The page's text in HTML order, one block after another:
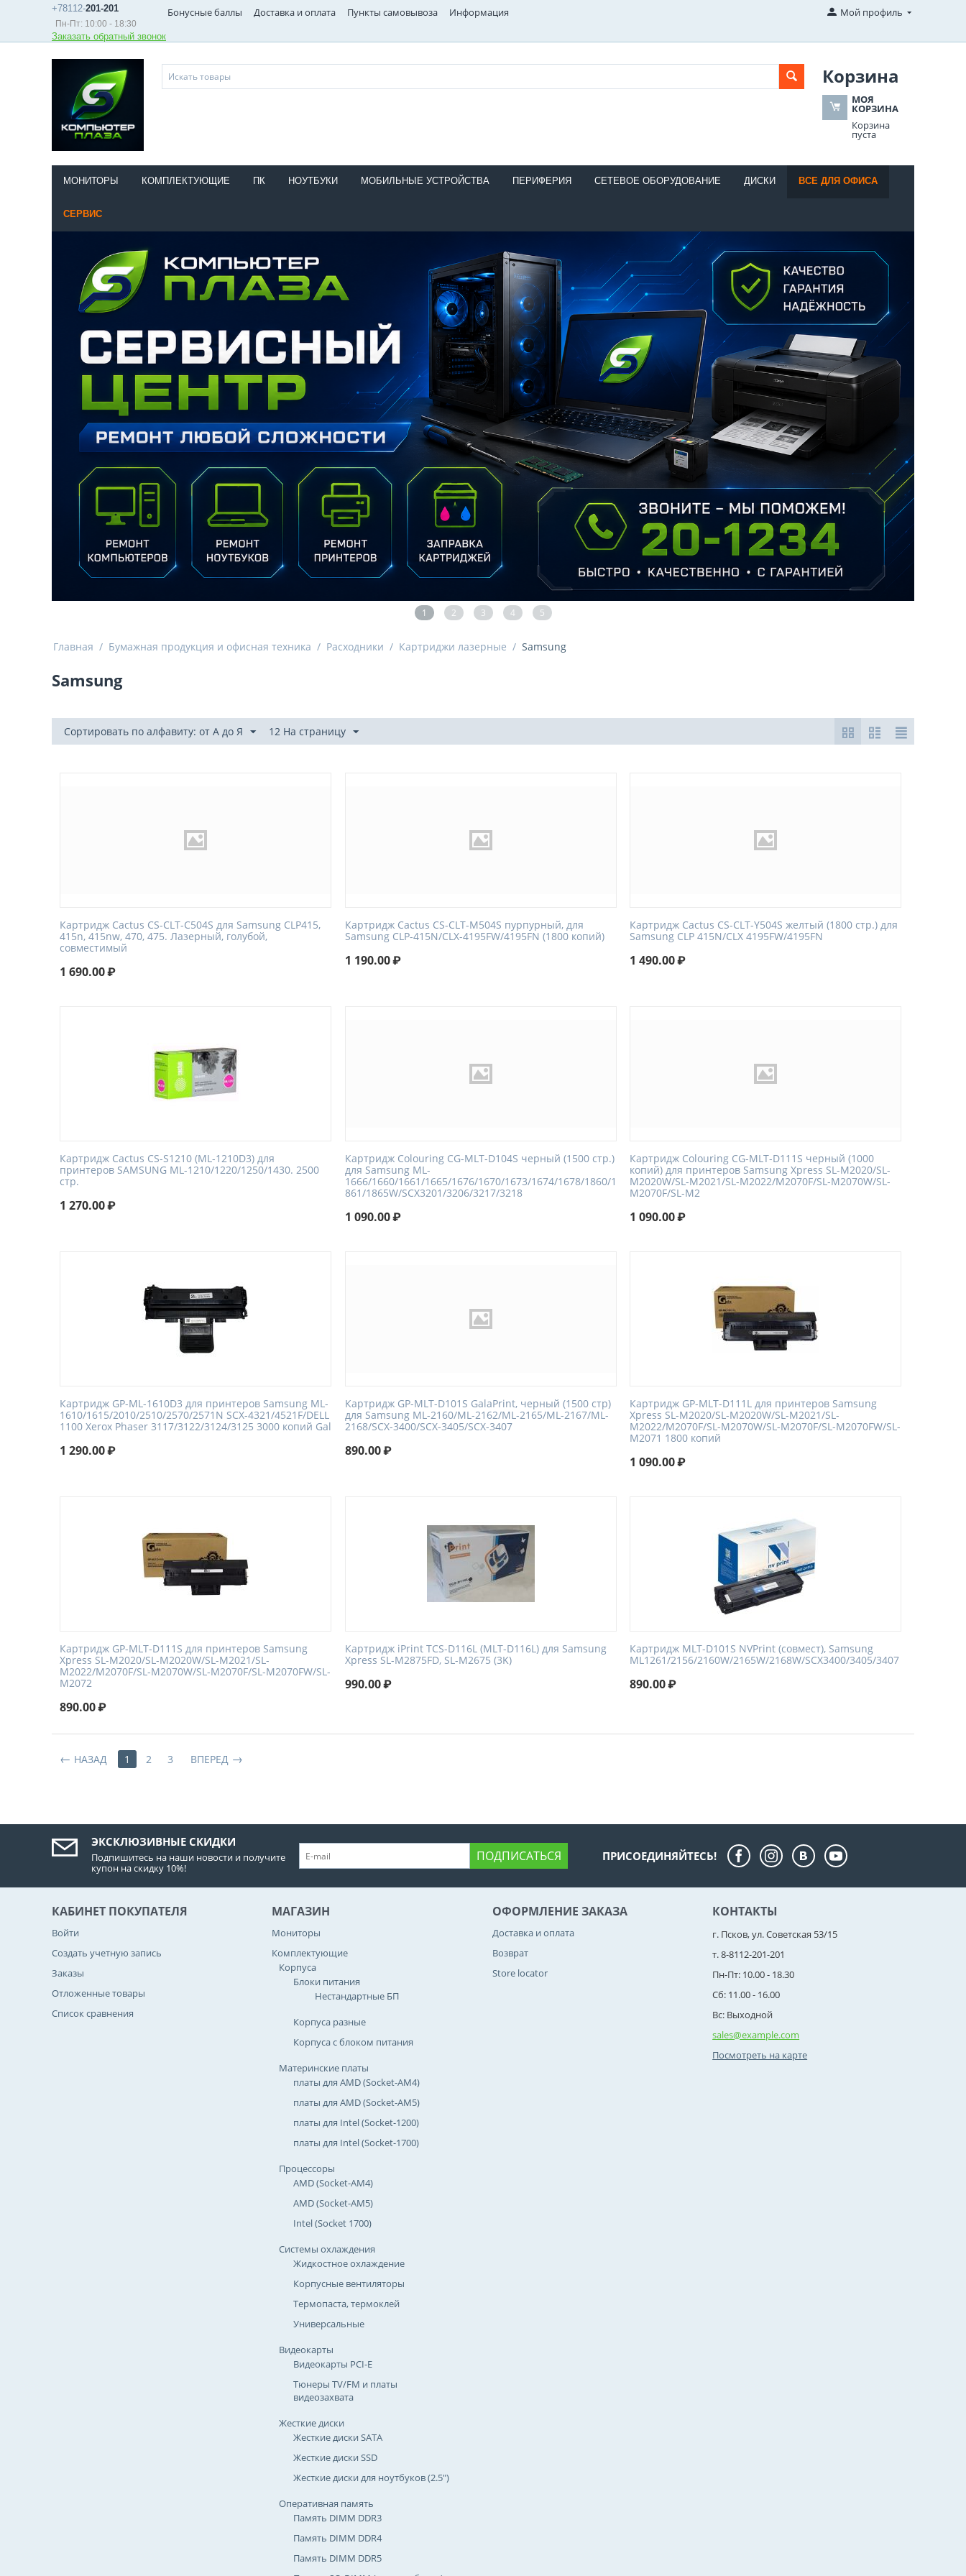
+78112-201-201
Пн-Пт: 10:00 - 18:30
Заказать обратный звонок
Бонусные баллы Доставка и оплата Пункты самовывоза Информация Мой профиль
Корзина
МОЯ
КОРЗИНА
Корзина
пуста
МОНИТОРЫ КОМПЛЕКТУЮЩИЕ ПК НОУТБУКИ МОБИЛЬНЫЕ УСТРОЙСТВА ПЕРИФЕРИЯ СЕТЕВОЕ ОБОРУДОВАНИЕ ДИСКИ ВСЕ ДЛЯ ОФИСА
СЕРВИС
1 2 3 4 5
Главная / Бумажная продукция и офисная техника / Расходники / Картриджи лазерные / Samsung
Samsung
Сортировать по алфавиту: от А до Я 12 На страницу
Картридж Cactus CS-CLT-C504S для Samsung CLP415,
415n, 415nw, 470, 475. Лазерный, голубой,
совместимый
1 690.00₽
Картридж Cactus CS-CLT-M504S пурпурный, для
Samsung CLP-415N/CLX-4195FW/4195FN (1800 копий)
1 190.00₽
Картридж Cactus CS-CLT-Y504S желтый (1800 стр.) для
Samsung CLP 415N/CLX 4195FW/4195FN
1 490.00₽
Картридж Cactus CS-S1210 (ML-1210D3) для
принтеров SAMSUNG ML-1210/1220/1250/1430. 2500
стр.
1 270.00₽
Картридж Colouring CG-MLT-D104S черный (1500 стр.)
для Samsung ML-
1666/1660/1661/1665/1676/1670/1673/1674/1678/1860/1
861/1865W/SCX3201/3206/3217/3218
1 090.00₽
Картридж Colouring CG-MLT-D111S черный (1000
копий) для принтеров Samsung Xpress SL-M2020/SL-
M2020W/SL-M2021/SL-M2022/M2070F/SL-M2070W/SL-
M2070F/SL-M2
1 090.00₽
Картридж GP-ML-1610D3 для принтеров Samsung ML-
1610/1615/2010/2510/2570/2571N SCX-4321/4521F/DELL
1100 Xerox Phaser 3117/3122/3124/3125 3000 копий Gal
1 290.00₽
Картридж GP-MLT-D101S GalaPrint, черный (1500 стр)
для Samsung ML-2160/ML-2162/ML-2165/ML-2167/ML-
2168/SCX-3400/SCX-3405/SCX-3407
890.00₽
Картридж GP-MLT-D111L для принтеров Samsung
Xpress SL-M2020/SL-M2020W/SL-M2021/SL-
M2022/M2070F/SL-M2070W/SL-M2070F/SL-M2070FW/SL-
M2071 1800 копий
1 090.00₽
Картридж GP-MLT-D111S для принтеров Samsung
Xpress SL-M2020/SL-M2020W/SL-M2021/SL-
M2022/M2070F/SL-M2070W/SL-M2070F/SL-M2070FW/SL-
M2072
890.00₽
Картридж iPrint TCS-D116L (MLT-D116L) для Samsung
Xpress SL-M2875FD, SL-M2675 (3K)
990.00₽
Картридж MLT-D101S NVPrint (совмест), Samsung
ML1261/2156/2160W/2165W/2168W/SCX3400/3405/3407
890.00₽
НАЗАД 1 2 3 ВПЕРЕД
ЭКСКЛЮЗИВНЫЕ СКИДКИ
Подпишитесь на наши новости и получите
купон на скидку 10%!
ПОДПИСАТЬСЯ ПРИСОЕДИНЯЙТЕСЬ!
КАБИНЕТ ПОКУПАТЕЛЯ
Войти
Создать учетную запись
Заказы
Отложенные товары
Список сравнения
МАГАЗИН
Мониторы
Комплектующие
Корпуса
Блоки питания
Нестандартные БП
Корпуса разные
Корпуса с блоком питания
Материнские платы
платы для AMD (Socket-AM4)
платы для AMD (Socket-AM5)
платы для Intel (Socket-1200)
платы для Intel (Socket-1700)
Процессоры
AMD (Socket-AM4)
AMD (Socket-AM5)
Intel (Socket 1700)
Системы охлаждения
Жидкостное охлаждение
Корпусные вентиляторы
Термопаста, термоклей
Универсальные
Видеокарты
Видеокарты PCI-E
Тюнеры TV/FM и платы
видеозахвата
Жесткие диски
Жесткие диски SATA
Жесткие диски SSD
Жесткие диски для ноутбуков (2.5")
Оперативная память
Память DIMM DDR3
Память DIMM DDR4
Память DIMM DDR5
ОФОРМЛЕНИЕ ЗАКАЗА
Доставка и оплата
Возврат
Store locator
КОНТАКТЫ
г. Псков, ул. Советская 53/15
т. 8-8112-201-201
Пн-Пт: 10.00 - 18.30
Сб: 11.00 - 16.00
Вс: Выходной
sales@example.com
Посмотреть на карте